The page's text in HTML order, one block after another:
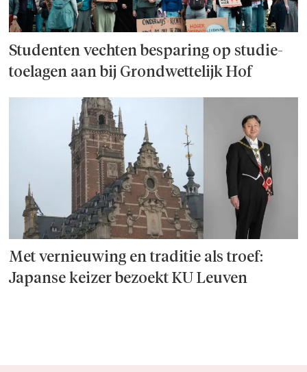
Studenten vechten besparing op studie­
toelagen aan bij Grondwettelijk Hof
Met vernieuwing en traditie als troef:
Japanse keizer bezoekt KU Leuven